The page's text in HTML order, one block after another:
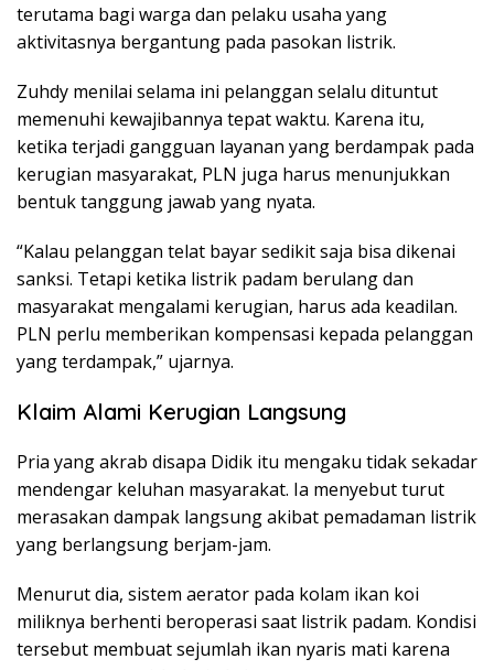
terutama bagi warga dan pelaku usaha yang
aktivitasnya bergantung pada pasokan listrik.
Zuhdy menilai selama ini pelanggan selalu dituntut
memenuhi kewajibannya tepat waktu. Karena itu,
ketika terjadi gangguan layanan yang berdampak pada
kerugian masyarakat, PLN juga harus menunjukkan
bentuk tanggung jawab yang nyata.
“Kalau pelanggan telat bayar sedikit saja bisa dikenai
sanksi. Tetapi ketika listrik padam berulang dan
masyarakat mengalami kerugian, harus ada keadilan.
PLN perlu memberikan kompensasi kepada pelanggan
yang terdampak,” ujarnya.
Klaim Alami Kerugian Langsung
Pria yang akrab disapa Didik itu mengaku tidak sekadar
mendengar keluhan masyarakat. Ia menyebut turut
merasakan dampak langsung akibat pemadaman listrik
yang berlangsung berjam-jam.
Menurut dia, sistem aerator pada kolam ikan koi
miliknya berhenti beroperasi saat listrik padam. Kondisi
tersebut membuat sejumlah ikan nyaris mati karena